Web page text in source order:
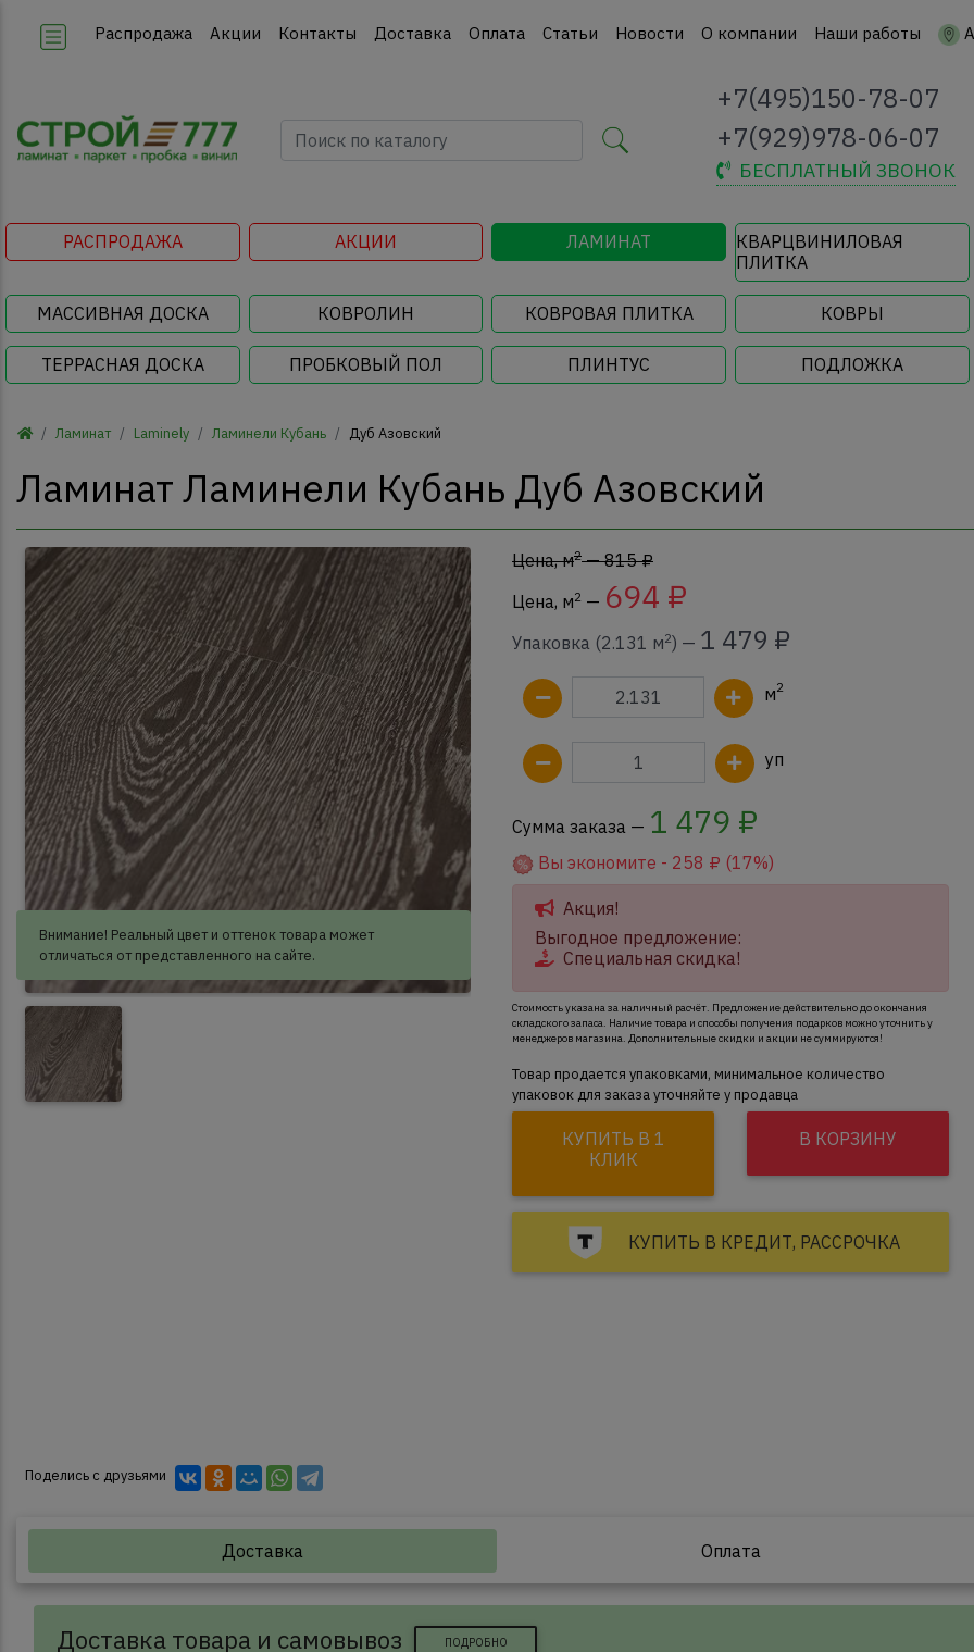
Распродажа Акции Контакты Доставка Оплата Статьи Новости О компании Наши работы
+7(495)150-78-07
+7(929)978-06-07
БЕСПЛАТНЫЙ ЗВОНОК
РАСПРОДАЖА АКЦИИ ЛАМИНАТ
КВАРЦВИНИЛОВАЯ
ПЛИТКА
МАССИВНАЯ ДОСКА КОВРОЛИН КОВРОВАЯ ПЛИТКА КОВРЫ
ТЕРРАСНАЯ ДОСКА ПРОБКОВЫЙ ПОЛ ПЛИНТУС ПОДЛОЖКА
Ламинат Laminely Ламинели Кубань Дуб Азовский
Ламинат Ламинели Кубань Дуб Азовский
Внимание! Реальный цвет и оттенок товара может
отличаться от представленного на сайте.
Цена, м2— 815 ₽
Цена, м2 — 694 ₽
Упаковка (2.131 м2) — 1 479 ₽
м2
уп
Сумма заказа — 1 479 ₽
Вы экономите - 258 ₽ (17%)
Акция!
Выгодное предложение:
Специальная скидка!
Стоимость указана за наличный расчёт. Предложение действительно до окончания
складского запаса. Наличие товара и способы получения подарков можно уточнить у
менеджеров магазина. Дополнительные скидки и акции не суммируются!
Товар продается упаковками, минимальное количество
упаковок для заказа уточняйте у продавца
КУПИТЬ В 1
КЛИК
В КОРЗИНУ
КУПИТЬ В КРЕДИТ, РАССРОЧКА
Поделись с друзьями
Доставка Оплата
Доставка товара и самовывоз ПОДРОБНО